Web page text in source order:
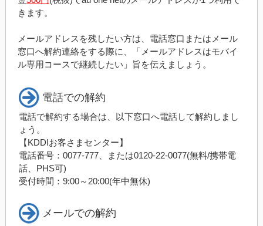
きます。
メールアドレスを残したい方は、電話窓口またはメール
窓口へ解約連絡をする際に、「メールアドレスはモバイ
ル専用コースで継続したい」旨を伝えましょう。
電話での解約
電話で解約する場合は、以下窓口へ電話して解約しまし
ょう。
【KDDIお客さまセンター】
電話番号：0077-777、または0120-22-0077(無料/携帯電
話、PHS可)
受付時間：9:00～20:00(年中無休)
メールでの解約